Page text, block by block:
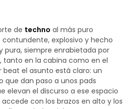
de techno al más puro
contundente, explosivo y hecho
pura, siempre enrabietada por
tanto en la cabina como en el
beat el asunto está claro: un
que dan paso a unos pads
elevan el discurso a ese espacio
con los brazos en alto y los